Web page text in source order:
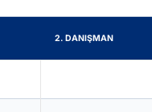
2. DANIŞMAN